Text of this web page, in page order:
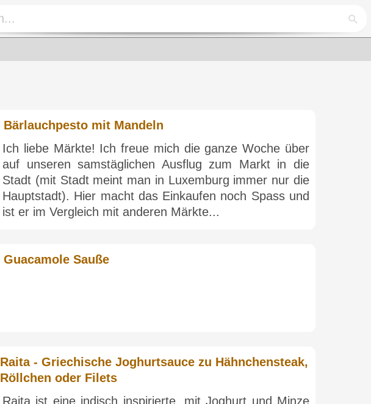
Bärlauchpesto mit Mandeln
Ich liebe Märkte! Ich freue mich die ganze Woche über
auf unseren samstäglichen Ausflug zum Markt in die
Stadt (mit Stadt meint man in Luxemburg immer nur die
Hauptstadt). Hier macht das Einkaufen noch Spass und
ist er im Vergleich mit anderen Märkte...
Guacamole Sauße
Raita - Griechische Joghurtsauce zu Hähnchensteak,
Röllchen oder Filets
Raita ist eine indisch inspirierte, mit Joghurt und Minze